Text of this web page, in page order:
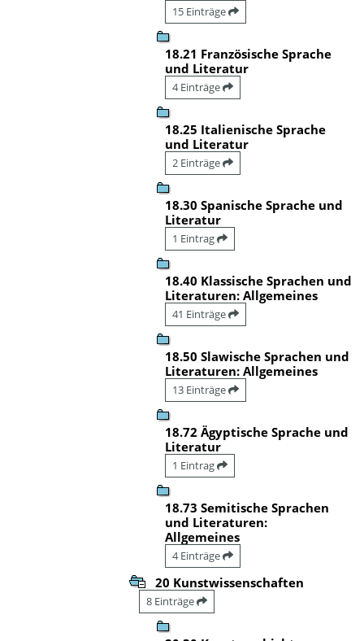
15 Einträge
18.21 Französische Sprache
und Literatur
4 Einträge
18.25 Italienische Sprache
und Literatur
2 Einträge
18.30 Spanische Sprache und
Literatur
1 Eintrag
18.40 Klassische Sprachen und
Literaturen: Allgemeines
41 Einträge
18.50 Slawische Sprachen und
Literaturen: Allgemeines
13 Einträge
18.72 Ägyptische Sprache und
Literatur
1 Eintrag
18.73 Semitische Sprachen
und Literaturen:
Allgemeines
4 Einträge
20 Kunstwissenschaften
8 Einträge